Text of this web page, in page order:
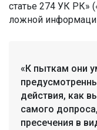
статье 274 УК РК»
ложной
«К пыткам они
действия, как
самого
пресечения в